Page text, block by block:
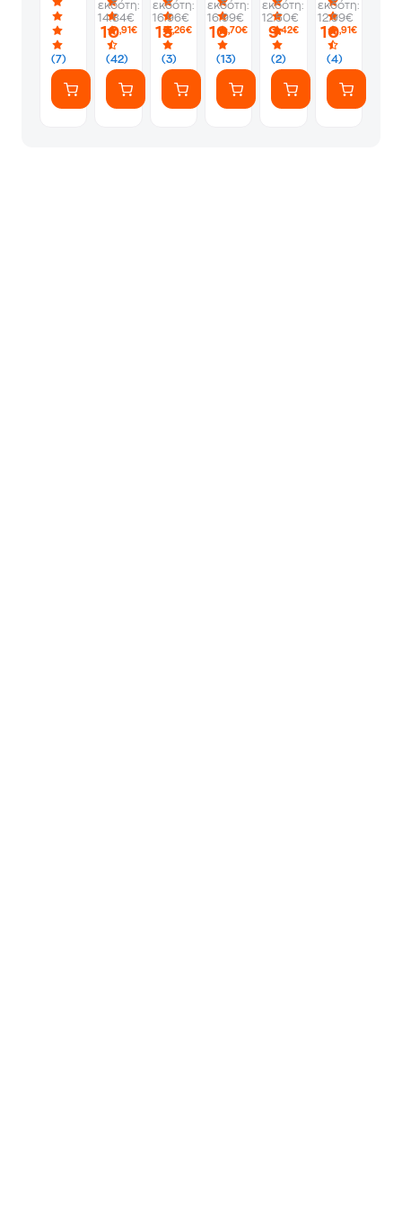
(7) (42)
εκδότη:
14.84€
10,91€
(3)
εκδότη:
16.96€
15,26€
(13)
εκδότη:
16.99€
10,70€
(2)
εκδότη:
12.50€
9,42€
(4)
εκδότη:
12.99€
10,91€